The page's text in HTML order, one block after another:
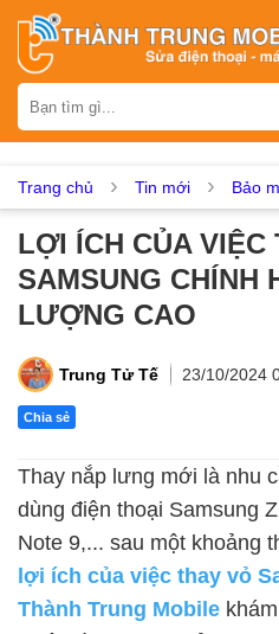
iPhone Samsung
Asus Sony Vertu
Dịch vụ sửa
Thay mic Thay rung
Màn hình Vsmart
Thay pin
Pin iPhone Pin
Trang chủ Tin mới Bảo
LỢI ÍCH CỦA VIỆC
SAMSUNG CHÍNH
LƯỢNG CAO
Trung Tử Tế 23/10/2024
Chia sẻ
Thay nắp lưng mới là nhu
dùng điện thoại Samsung
Note 9,... sau một khoảng
lợi ích của việc thay vỏ
Thành Trung Mobile